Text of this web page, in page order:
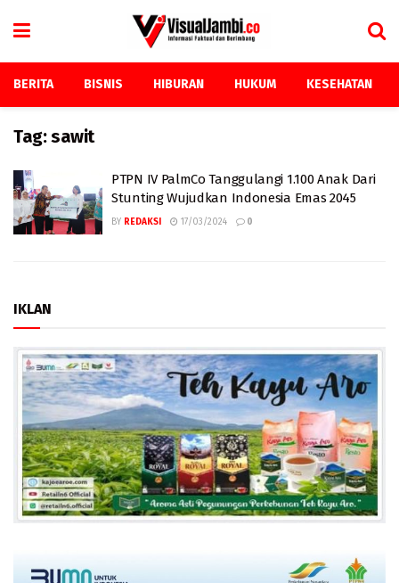
BERITA BISNIS HIBURAN HUKUM KESEHATAN
Tag:sawit
PTPN IV PalmCo Tanggulangi 1.100 Anak Dari
Stunting Wujudkan Indonesia Emas 2045
BY REDAKSI 17/03/2024 0
IKLAN